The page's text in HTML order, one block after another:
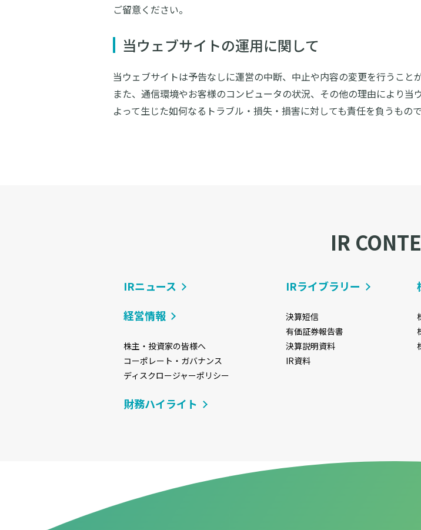
ご留意ください。
当ウェブサイトの運用に関して
当ウェブサイトは予告なしに運営の中断、中止や内容の変更を行うことが
また、通信環境やお客様のコンピュータの状況、その他の理由により
よって生じた如何なるトラブル・損失・損害に対しても責任を負うもの
IR
IRニュース
経営情報
株主・投資家の皆様へ
コーポレート・ガバナンス
ディスクロージャーポリシー
財務ハイライト
IRライブラリー
決算短信
有価証券報告書
決算説明資料
IR資料